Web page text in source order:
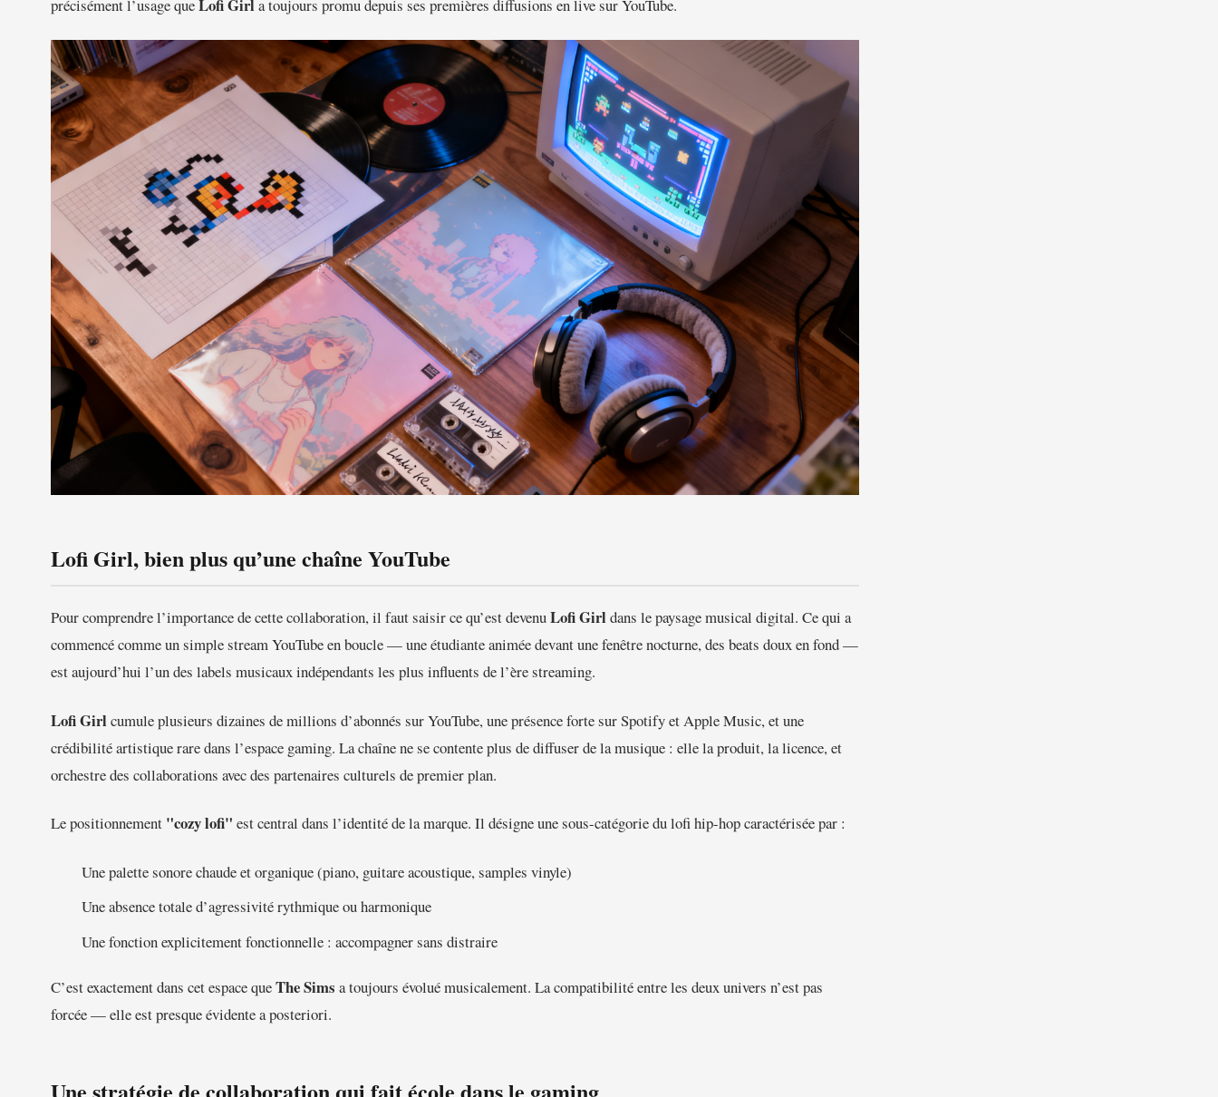
précisément l’usage queLofi Girla toujours promu depuis ses premières diffusions en live sur YouTube.
Lofi Girl, bien plus qu’une chaîne YouTube
Pour comprendre l’importance de cette collaboration, il faut saisir ce qu’est devenuLofi Girldans le paysage musical digital. Ce qui a
commencé comme un simple stream YouTube en boucle — une étudiante animée devant une fenêtre nocturne, des beats doux en fond —
est aujourd’hui l’un des labels musicaux indépendants les plus influents de l’ère streaming.
Lofi Girlcumule plusieurs dizaines de millions d’abonnés sur YouTube, une présence forte sur Spotify et Apple Music, et une
crédibilité artistique rare dans l’espace gaming. La chaîne ne se contente plus de diffuser de la musique : elle la produit, la licence, et
orchestre des collaborations avec des partenaires culturels de premier plan.
Le positionnement "cozy lofi" est central dans l’identité de la marque. Il désigne une sous-catégorie du lofi hip-hop caractérisée par :
Une palette sonore chaude et organique (piano, guitare acoustique, samples vinyle)
Une absence totale d’agressivité rythmique ou harmonique
Une fonction explicitement fonctionnelle : accompagner sans distraire
C’est exactement dans cet espace queThe Sims a toujours évolué musicalement. La compatibilité entre les deux univers n’est pas
forcée — elle est presque évidente a posteriori.